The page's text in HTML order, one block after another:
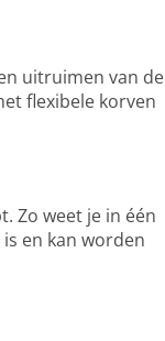
uitruimen van de
flexibele korven
Zo weet je in één
en kan worden